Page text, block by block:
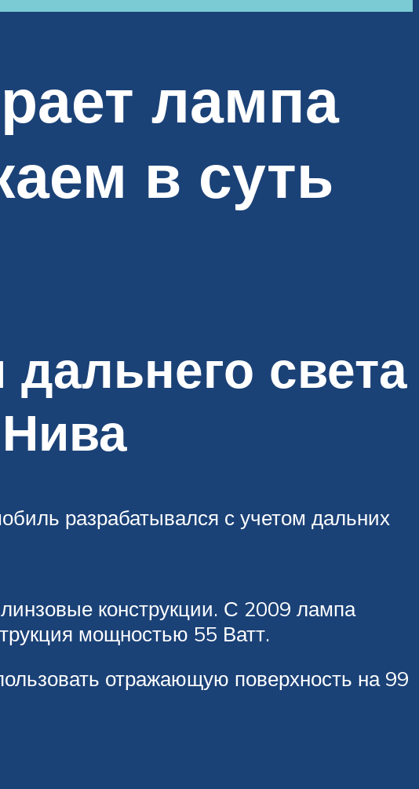
лампа
в суть
света
разрабатывался с учетом дальних
конструкции. С 2009 лампа
мощностью 55 Ватт.
отражающую поверхность на 99